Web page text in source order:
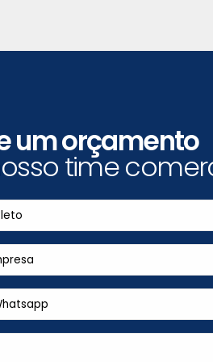
um orçamento
time